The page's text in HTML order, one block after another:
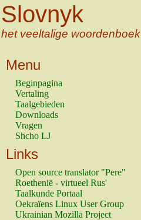
Slovnyk
het veeltalige woordenboek
Menu
Beginpagina
Vertaling
Taalgebieden
Downloads
Vragen
Shcho LJ
Links
Open source translator "Pere"
Roethenië - virtueel Rus'
Taalkunde Portaal
Oekraïens Linux User Group
Ukrainian Mozilla Project